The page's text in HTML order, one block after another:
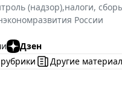
(надзор),налоги,
России
и
Дзен
Другие